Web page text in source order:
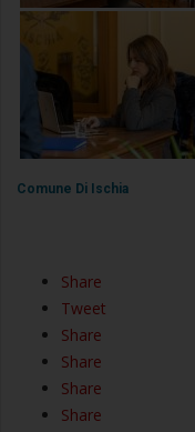
Comune Di Ischia
Share
Tweet
Share
Share
Share
Share